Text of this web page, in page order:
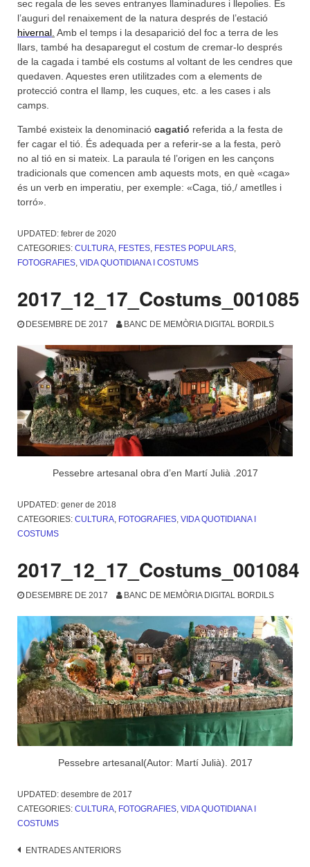
sec regala de les seves entranyes llaminadures i llepolies. És
l’auguri del renaixement de la natura després de l’estació
hivernal Amb el temps i la desaparició del foc a terra de les
llars, també ha desaparegut el costum de cremar-lo després
de la cagada i també els costums al voltant de les cendres que
quedaven. Aquestes eren utilitzades com a elements de
protecció contra el llamp, les cuques, etc. a les cases i als
camps.
També existeix la denominació cagatió referida a la festa de
fer cagar el tió. És adequada per a referir-se a la festa, però
no al tió en si mateix. La paraula té l’origen en les cançons
tradicionals que comencen amb aquests mots, en què «caga»
és un verb en imperatiu, per exemple: «Caga, tió,/ ametlles i
torró».
UPDATED: febrer de 2020
CATEGORIES: CULTURA, FESTES, FESTES POPULARS,
FOTOGRAFIES, VIDA QUOTIDIANA I COSTUMS
2017_12_17_Costums_001085
DESEMBRE DE 2017 BANC DE MEMÒRIA DIGITAL BORDILS
Pessebre artesanal obra d’en Martí Julià .2017
UPDATED: gener de 2018
CATEGORIES: CULTURA, FOTOGRAFIES, VIDA QUOTIDIANA I
COSTUMS
2017_12_17_Costums_001084
DESEMBRE DE 2017 BANC DE MEMÒRIA DIGITAL BORDILS
Pessebre artesanal(Autor: Martí Julià). 2017
UPDATED: desembre de 2017
CATEGORIES: CULTURA, FOTOGRAFIES, VIDA QUOTIDIANA I
COSTUMS
Navegació
ENTRADES ANTERIORS